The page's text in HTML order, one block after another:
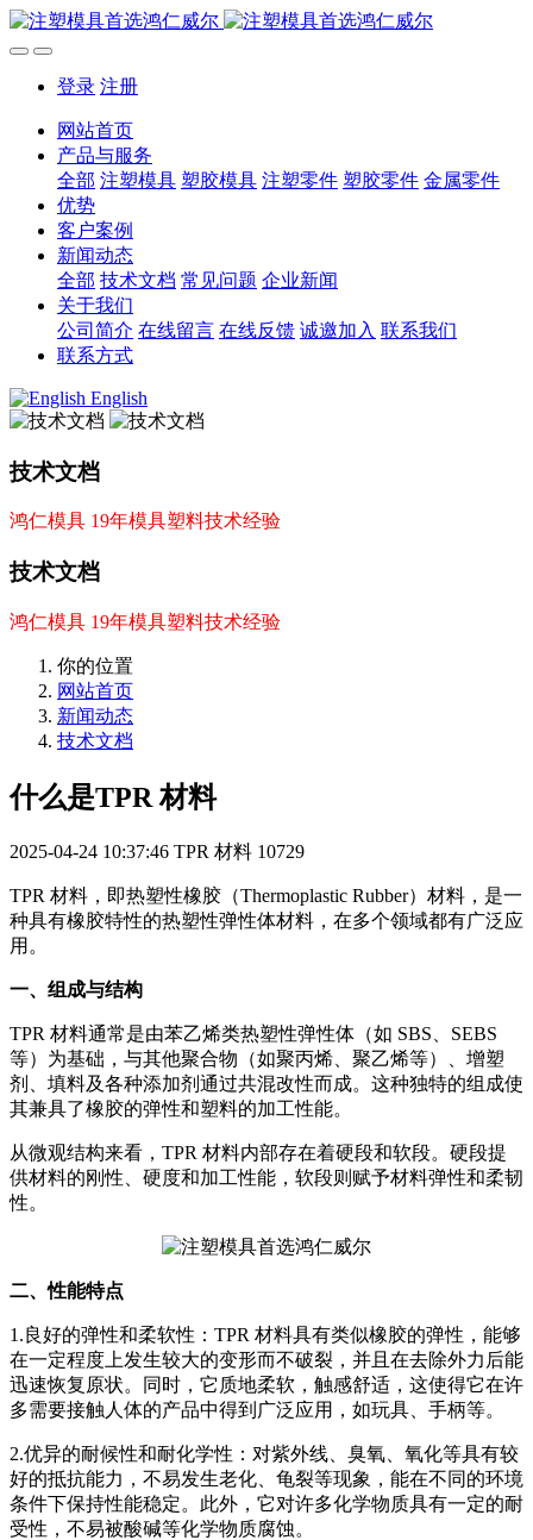
登录 注册
网站首页
产品与服务
全部 注塑模具 塑胶模具 注塑零件 塑胶零件 金属零件
优势
客户案例
新闻动态
全部 技术文档 常见问题 企业新闻
关于我们
公司简介 在线留言 在线反馈 诚邀加入 联系我们
联系方式
English
技术文档
鸿仁模具 19年模具塑料技术经验
技术文档
鸿仁模具 19年模具塑料技术经验
你的位置
网站首页
新闻动态
技术文档
什么是TPR 材料
2025-04-24 10:37:46 TPR 材料 10729
TPR 材料，即热塑性橡胶（Thermoplastic Rubber）材料，是一
种具有橡胶特性的热塑性弹性体材料，在多个领域都有广泛应
用。
一、组成与结构
TPR 材料通常是由苯乙烯类热塑性弹性体（如 SBS、SEBS
等）为基础，与其他聚合物（如聚丙烯、聚乙烯等）、增塑
剂、填料及各种添加剂通过共混改性而成。这种独特的组成使
其兼具了橡胶的弹性和塑料的加工性能。
从微观结构来看，TPR 材料内部存在着硬段和软段。硬段提
供材料的刚性、硬度和加工性能，软段则赋予材料弹性和柔韧
性。
二、性能特点
1.良好的弹性和柔软性：TPR 材料具有类似橡胶的弹性，能够
在一定程度上发生较大的变形而不破裂，并且在去除外力后能
迅速恢复原状。同时，它质地柔软，触感舒适，这使得它在许
多需要接触人体的产品中得到广泛应用，如玩具、手柄等。
2.优异的耐候性和耐化学性：对紫外线、臭氧、氧化等具有较
好的抵抗能力，不易发生老化、龟裂等现象，能在不同的环境
条件下保持性能稳定。此外，它对许多化学物质具有一定的耐
受性，不易被酸碱等化学物质腐蚀。